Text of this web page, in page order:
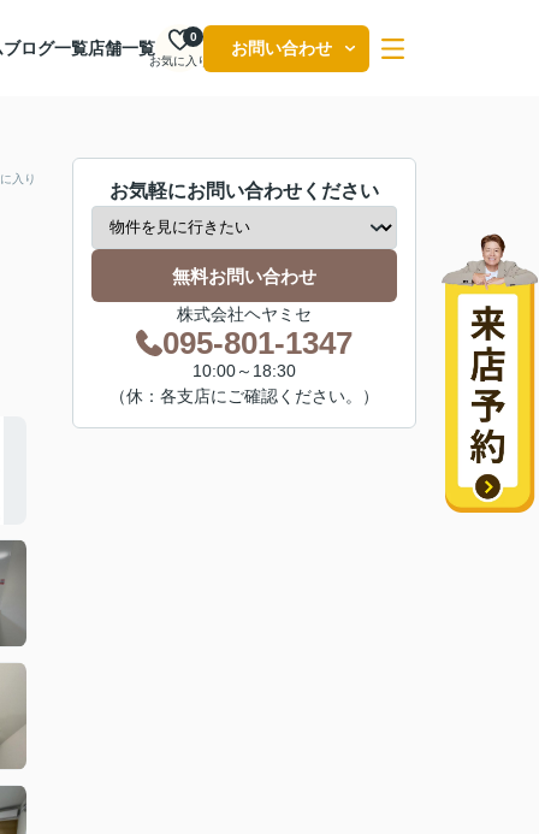
ブログ一覧店舗一覧
お気に入り
0
お問い合わせ
入り
お気軽にお問い合わせください
無料お問い合わせ
株式会社ヘヤミセ
095-801-1347
10:00～18:30
（休：各支店にご確認ください。）